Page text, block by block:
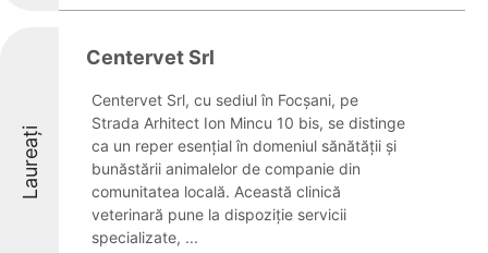
Laureați
Centervet Srl
Centervet Srl, cu sediul în Focșani, pe
Strada Arhitect Ion Mincu 10 bis, se distinge
ca un reper esențial în domeniul sănătății și
bunăstării animalelor de companie din
comunitatea locală. Această clinică
veterinară pune la dispoziție servicii
specializate, ...